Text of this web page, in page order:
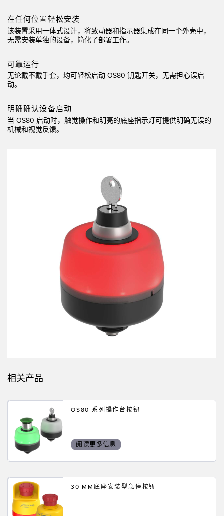
软件
传感器GUI软件
带 IO-Link 的传感器
在任何位置轻松安装
该装置采用一体式设计，将致动器和指示器集成在同一个外壳中，
无需安装单独的设备，简化了部署工作。
可靠运行
无论戴不戴手套，均可轻松启动 OS80 钥匙开关，无需担心误启
动。
明确确认设备启动
当 OS80 启动时，触觉操作和明亮的底座指示灯可提供明确无误的
机械和视觉反馈。
相关产品
OS80 系列操作台按钮
阅读更多信息
30 MM底座安装型急停按钮